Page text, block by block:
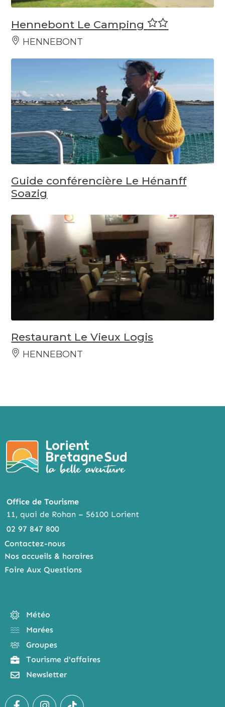
Hennebont Le Camping
HENNEBONT
Guide conférencière Le Hénanff
Soazig
Restaurant Le Vieux Logis
HENNEBONT
Office de Tourisme
11, quai de Rohan – 56100 Lorient
02 97 847 800
Contactez-nous
Nos accueils & horaires
Foire Aux Questions
Météo
Marées
Groupes
Tourisme d'affaires
Newsletter